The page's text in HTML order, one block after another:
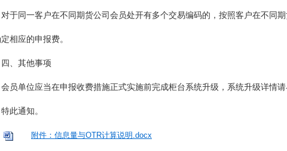
对于同一客户在不同期货公司会员处开有多个交易编码的，按照客户在不同
相应的申报费。
四、其他事项
会员单位应当在申报收费措施正式实施前完成柜台系统升级，系统升级详情请
特此通知。
附件：信息量与OTR计算说明.docx